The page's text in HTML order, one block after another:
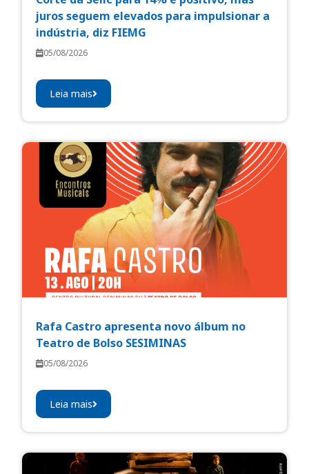
juros seguem elevados para impulsionar a
indústria, diz FIEMG
05/08/2026
Leia mais
Rafa Castro apresenta novo álbum no
Teatro de Bolso SESIMINAS
05/08/2026
Leia mais